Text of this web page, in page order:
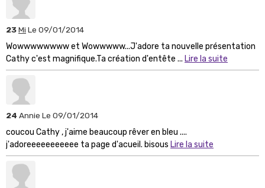
23Mi Le 09/01/2014
Wowwwwwwww et Wowwwww...J'adore ta nouvelle présentation
Cathy c'est magnifique.Ta création d'entête ... Lire la suite
24 Annie Le 09/01/2014
coucou Cathy , j'aime beaucoup rêver en bleu ....
j'adoreeeeeeeeeee ta page d'acueil. bisous Lire la suite